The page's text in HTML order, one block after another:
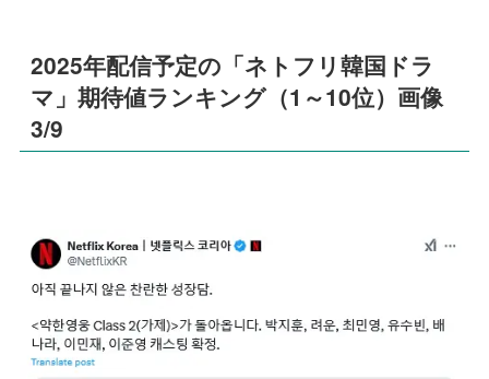
2025年配信予定の「ネトフリ韓国ドラ
マ」期待値ランキング（1～10位）画像
3/9